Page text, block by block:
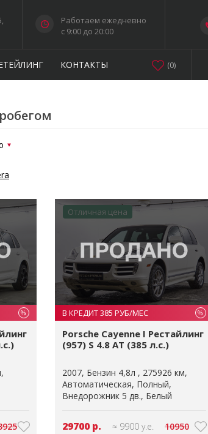
Работаем ежедневно
c 9:00 до 20:00
КОНТАКТЫ (0)
%
Отличная цена
В КРЕДИТ 385 РУБ/МЕС %
Porsche Cayenne I Рестайлинг
(957) S 4.8 AT (385 л.с.)
2007 Бензин 4,8л
275926 км
Автоматическая Полный
Внедорожник 5 дв. Белый
29700 р. ≈ 9900 у.е. 10950